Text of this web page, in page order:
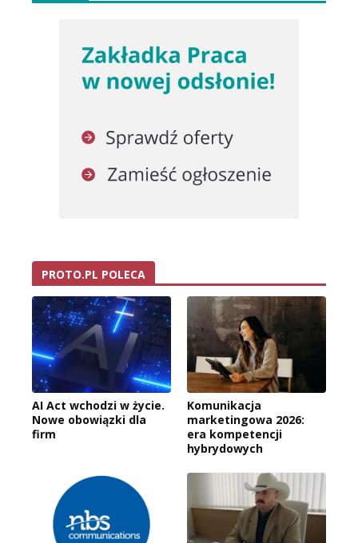
PROTO.PL POLECA
AI Act wchodzi w życie.
Nowe obowiązki dla
firm
Komunikacja
marketingowa 2026:
era kompetencji
hybrydowych